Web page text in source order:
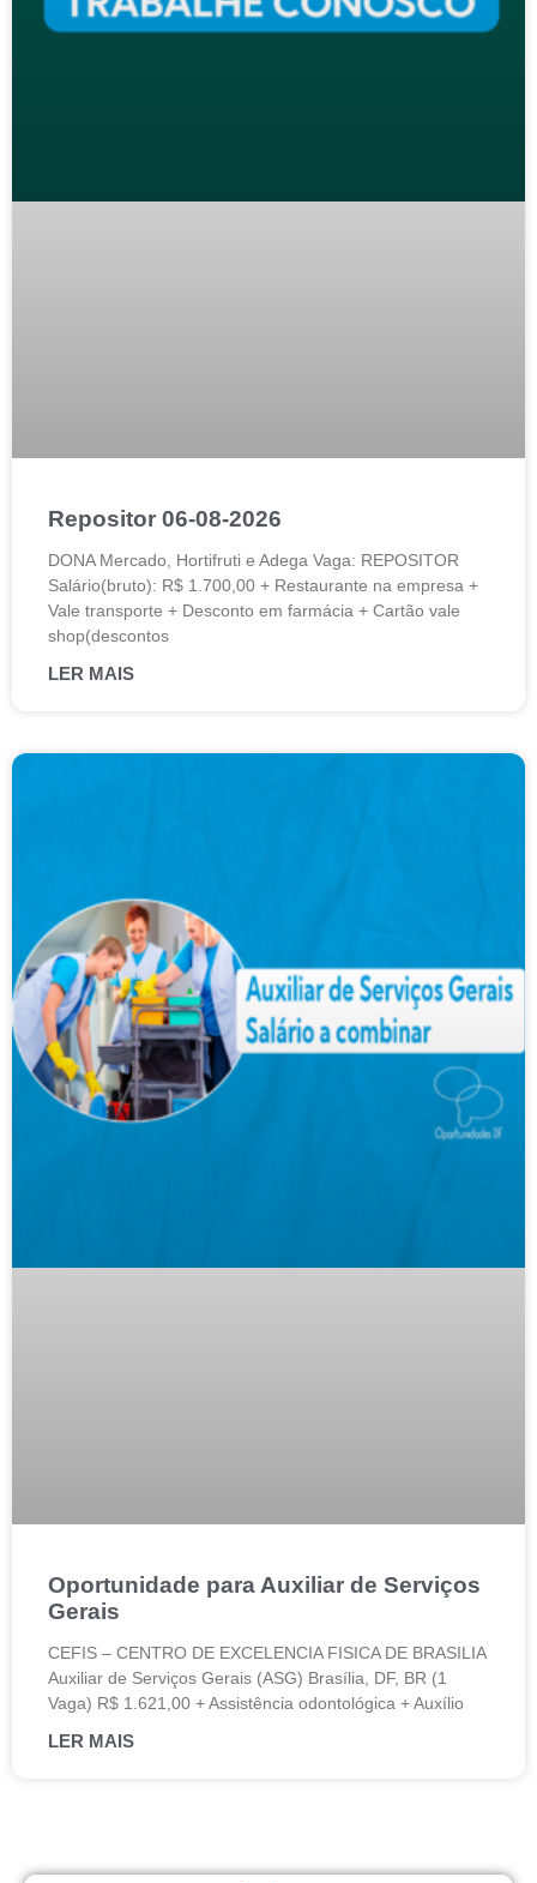
Repositor 06-08-2026
DONA Mercado, Hortifruti e Adega Vaga: REPOSITOR
Salário(bruto): R$ 1.700,00 + Restaurante na empresa +
Vale transporte + Desconto em farmácia + Cartão vale
shop(descontos
LER MAIS
Oportunidade para Auxiliar de Serviços
Gerais
CEFIS – CENTRO DE EXCELENCIA FISICA DE BRASILIA
Auxiliar de Serviços Gerais (ASG) Brasília, DF, BR (1
Vaga) R$ 1.621,00 + Assistência odontológica + Auxílio
LER MAIS